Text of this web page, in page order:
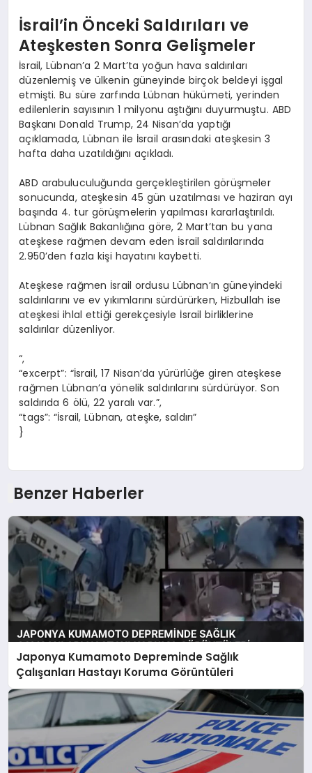
İsrail’in Önceki Saldırıları ve
Ateşkesten Sonra Gelişmeler
İsrail, Lübnan’a 2 Mart’ta yoğun hava saldırıları
düzenlemiş ve ülkenin güneyinde birçok beldeyi işgal
etmişti. Bu süre zarfında Lübnan hükümeti, yerinden
edilenlerin sayısının 1 milyonu aştığını duyurmuştu. ABD
Başkanı Donald Trump, 24 Nisan’da yaptığı
açıklamada, Lübnan ile İsrail arasındaki ateşkesin 3
hafta daha uzatıldığını açıkladı.
ABD arabuluculuğunda gerçekleştirilen görüşmeler
sonucunda, ateşkesin 45 gün uzatılması ve haziran ayı
başında 4. tur görüşmelerin yapılması kararlaştırıldı.
Lübnan Sağlık Bakanlığına göre, 2 Mart’tan bu yana
ateşkese rağmen devam eden İsrail saldırılarında
2.950’den fazla kişi hayatını kaybetti.
Ateşkese rağmen İsrail ordusu Lübnan’ın güneyindeki
saldırılarını ve ev yıkımlarını sürdürürken, Hizbullah ise
ateşkesi ihlal ettiği gerekçesiyle İsrail birliklerine
saldırılar düzenliyor.
“,
“excerpt”: “İsrail, 17 Nisan’da yürürlüğe giren ateşkese
rağmen Lübnan’a yönelik saldırılarını sürdürüyor. Son
saldırıda 6 ölü, 22 yaralı var.”,
“tags”: “İsrail, Lübnan, ateşke, saldırı”
}
Benzer Haberler
Japonya Kumamoto Depreminde Sağlık
Çalışanları Hastayı Koruma Görüntüleri